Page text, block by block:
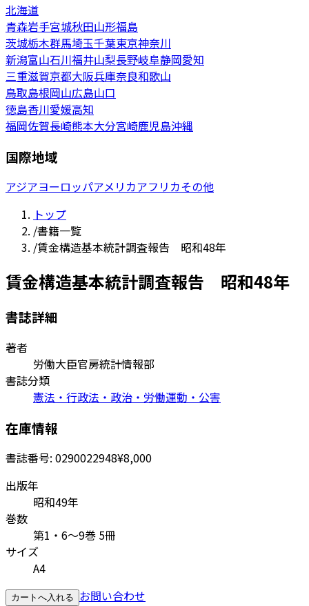
北海道
青森岩手宮城秋田山形福島
茨城栃木群馬埼玉千葉東京神奈川
新潟富山石川福井山梨長野岐阜静岡愛知
三重滋賀京都大阪兵庫奈良和歌山
鳥取島根岡山広島山口
徳島香川愛媛高知
福岡佐賀長崎熊本大分宮崎鹿児島沖縄
国際地域
アジアヨーロッパアメリカアフリカその他
トップ
/書籍一覧
/賃金構造基本統計調査報告 昭和48年
賃金構造基本統計調査報告 昭和48年
書誌詳細
著者
労働大臣官房統計情報部
書誌分類
憲法・行政法・政治・労働運動・公害
在庫情報
書誌番号: 0290022948¥8,000
出版年
昭和49年
巻数
第1・6～9巻 5冊
サイズ
A4
カートへ入れる お問い合わせ